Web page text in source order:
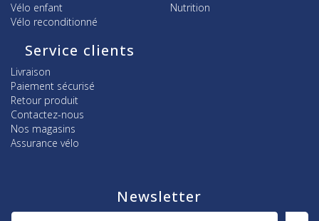
Vélo enfant
Vélo reconditionné
Nutrition
Service clients
Livraison
Paiement sécurisé
Retour produit
Contactez-nous
Nos magasins
Assurance vélo
Newsletter